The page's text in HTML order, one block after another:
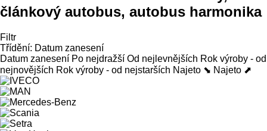
článkový autobus, autobus harmonika
Filtr
Třídění: Datum zanesení
Datum zanesení Po nejdražší Od nejlevnějších Rok výroby - od
nejnovějších Rok výroby - od nejstarších Najeto ⬊ Najeto ⬈